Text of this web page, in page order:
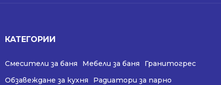
КАТЕГОРИИ
Смесители за баня Мебели за баня
Гранитогрес
Обзавеждане за кухня
Радиатори за парно